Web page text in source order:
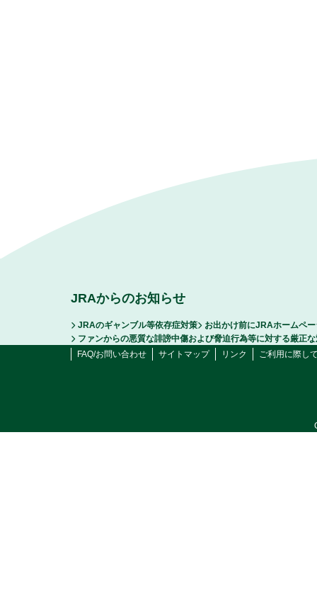
JRAからのお知らせ
JRAのギャンブル等依存症対策
お出かけ前にJRAホームペ
ファンからの悪質な誹謗中傷および脅迫行為等に対する厳正
FAQ/お問い合わせ
サイトマップ リンク ご利用に際し